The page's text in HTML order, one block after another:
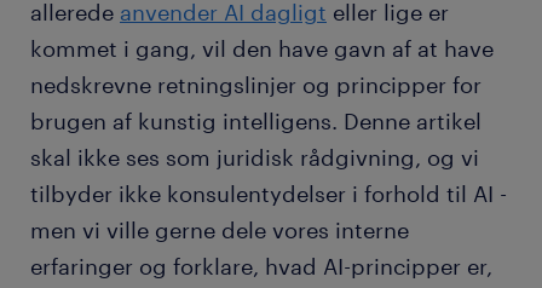
allerede anvender AI dagligt eller lige er
kommet i gang, vil den have gavn af at have
nedskrevne retningslinjer og principper for
brugen af kunstig intelligens. Denne artikel
skal ikke ses som juridisk rådgivning, og vi
tilbyder ikke konsulentydelser i forhold til AI -
men vi ville gerne dele vores interne
erfaringer og forklare, hvad AI-principper er,